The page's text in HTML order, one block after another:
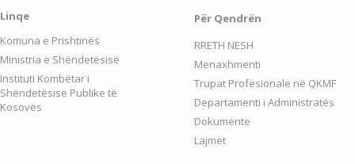
Linqe
Komuna e Prishtinës
Ministria e Shëndetësisë
Instituti Kombëtar i
Shëndetësisë Publike të
Kosovës
Për Qendrën
RRETH NESH
Menaxhmenti
Trupat Profesionale në QKMF
Departamenti i Administratës
Dokumente
Lajmet